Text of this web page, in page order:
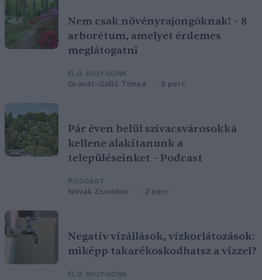
Nem csak növényrajongóknak! – 8
arborétum, amelyet érdemes
meglátogatni
ÉLŐ BOLYGÓNK
Granát-Galló Tímea 5 perc
Pár éven belül szivacsvárosokká
kellene alakítanunk a
településeinket – Podcast
PODCAST
Novák Zsombor 2 perc
Negatív vízállások, vízkorlátozások:
miképp takarékoskodhatsz a vízzel?
ÉLŐ BOLYGÓNK